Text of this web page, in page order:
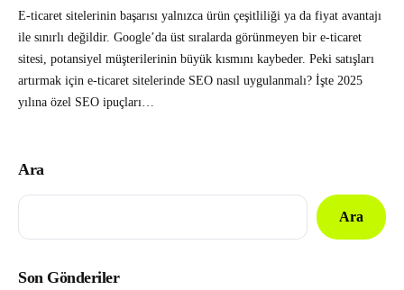
E-ticaret sitelerinin başarısı yalnızca ürün çeşitliliği ya da fiyat avantajı
ile sınırlı değildir. Google’da üst sıralarda görünmeyen bir e-ticaret
sitesi, potansiyel müşterilerinin büyük kısmını kaybeder. Peki satışları
artırmak için e-ticaret sitelerinde SEO nasıl uygulanmalı? İşte 2025
yılına özel SEO ipuçları…
Ara
Ara
Son Gönderiler